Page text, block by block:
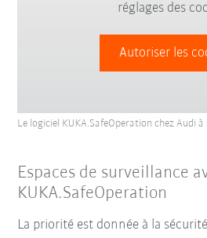
réglages des
Autoriser les
Le logiciel KUKA.SafeOperation chez Audi
Espaces de surveillance
KUKA.SafeOperation
La priorité est donnée à la